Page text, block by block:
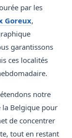
par les
Goreux,
garantissons
ces localités
notre
la Belgique pour
de concentrer
tout en restant